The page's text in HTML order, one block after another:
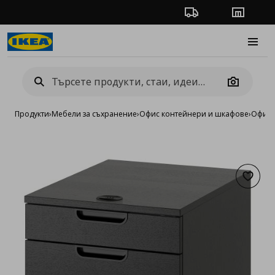
Проследяване на
Camera
Продукти›Мебели за съхранение›Офис контейнери и шкафове›Офис